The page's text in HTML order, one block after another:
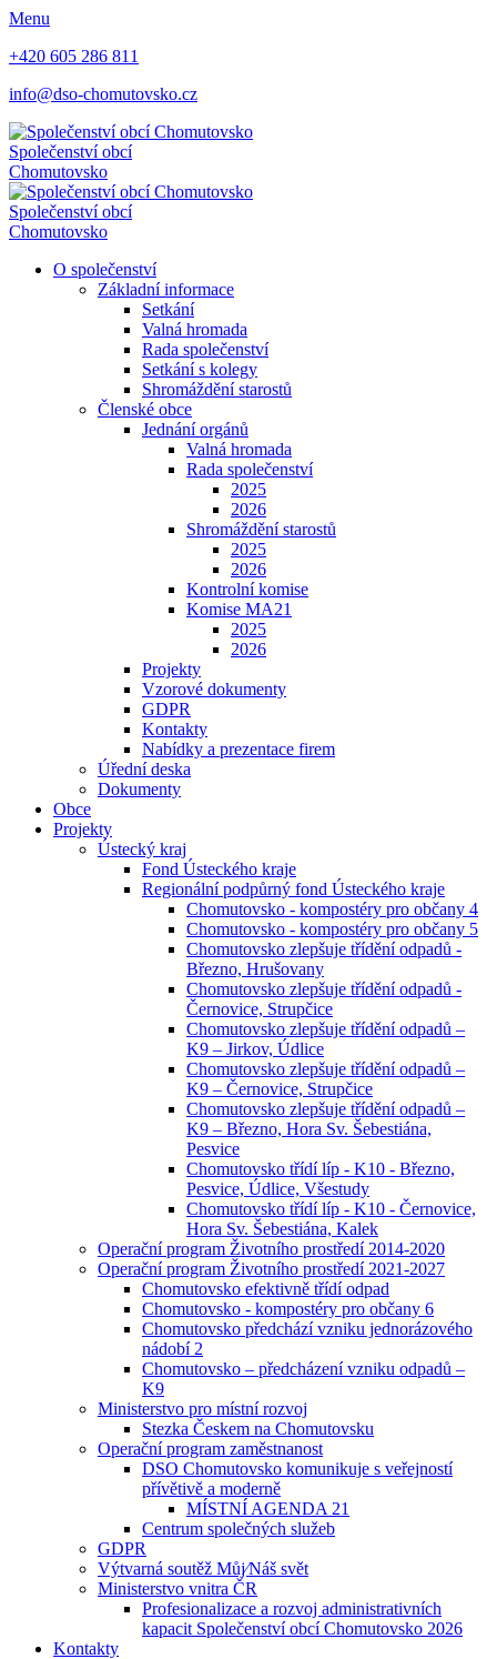
Menu
+420 605 286 811
info@dso-chomutovsko.cz
Společenství obcí
Chomutovsko
Společenství obcí
Chomutovsko
O společenství
Základní informace
Setkání
Valná hromada
Rada společenství
Setkání s kolegy
Shromáždění starostů
Členské obce
Jednání orgánů
Valná hromada
Rada společenství
2025
2026
Shromáždění starostů
2025
2026
Kontrolní komise
Komise MA21
2025
2026
Projekty
Vzorové dokumenty
GDPR
Kontakty
Nabídky a prezentace firem
Úřední deska
Dokumenty
Obce
Projekty
Ústecký kraj
Fond Ústeckého kraje
Regionální podpůrný fond Ústeckého kraje
Chomutovsko - kompostéry pro občany 4
Chomutovsko - kompostéry pro občany 5
Chomutovsko zlepšuje třídění odpadů -
Březno, Hrušovany
Chomutovsko zlepšuje třídění odpadů -
Černovice, Strupčice
Chomutovsko zlepšuje třídění odpadů –
K9 – Jirkov, Údlice
Chomutovsko zlepšuje třídění odpadů –
K9 – Černovice, Strupčice
Chomutovsko zlepšuje třídění odpadů –
K9 – Březno, Hora Sv. Šebestiána,
Pesvice
Chomutovsko třídí líp - K10 - Březno,
Pesvice, Údlice, Všestudy
Chomutovsko třídí líp - K10 - Černovice,
Hora Sv. Šebestiána, Kalek
Operační program Životního prostředí 2014-2020
Operační program Životního prostředí 2021-2027
Chomutovsko efektivně třídí odpad
Chomutovsko - kompostéry pro občany 6
Chomutovsko předchází vzniku jednorázového
nádobí 2
Chomutovsko – předcházení vzniku odpadů –
K9
Ministerstvo pro místní rozvoj
Stezka Českem na Chomutovsku
Operační program zaměstnanost
DSO Chomutovsko komunikuje s veřejností
přívětivě a moderně
MÍSTNÍ AGENDA 21
Centrum společných služeb
GDPR
Výtvarná soutěž Můj⁄Náš svět
Ministerstvo vnitra ČR
Profesionalizace a rozvoj administrativních
kapacit Společenství obcí Chomutovsko 2026
Kontakty